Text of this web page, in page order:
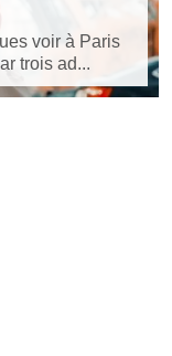
voir à Paris
trois ad...